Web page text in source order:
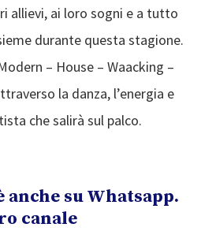
allievi, ai loro sogni e a tutto
durante questa stagione.
– House – Waacking –
la danza, l’energia e
che salirà sul palco.
anche su Whatsapp.
canale